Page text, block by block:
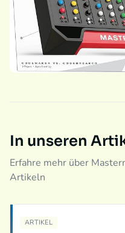
In unseren
Erfahre mehr über
Artikeln
ARTIKEL